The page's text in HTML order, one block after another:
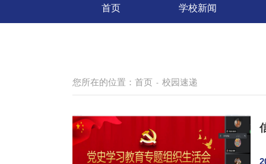
首页 学校新闻
您所在的位置： 首页 - 校园速递